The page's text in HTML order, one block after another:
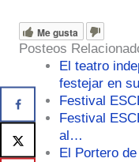
Me gusta
Posteos
El teatro
festejar en
Festival
Festival
al…
El Portero